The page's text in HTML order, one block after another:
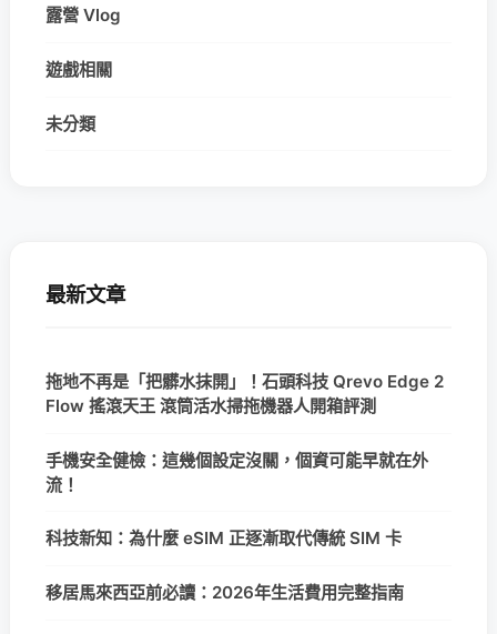
露營 Vlog
遊戲相關
未分類
最新文章
拖地不再是「把髒水抹開」！石頭科技 Qrevo Edge 2
Flow 搖滾天王 滾筒活水掃拖機器人開箱評測
手機安全健檢：這幾個設定沒關，個資可能早就在外
流！
科技新知：為什麼 eSIM 正逐漸取代傳統 SIM 卡
移居馬來西亞前必讀：2026年生活費用完整指南